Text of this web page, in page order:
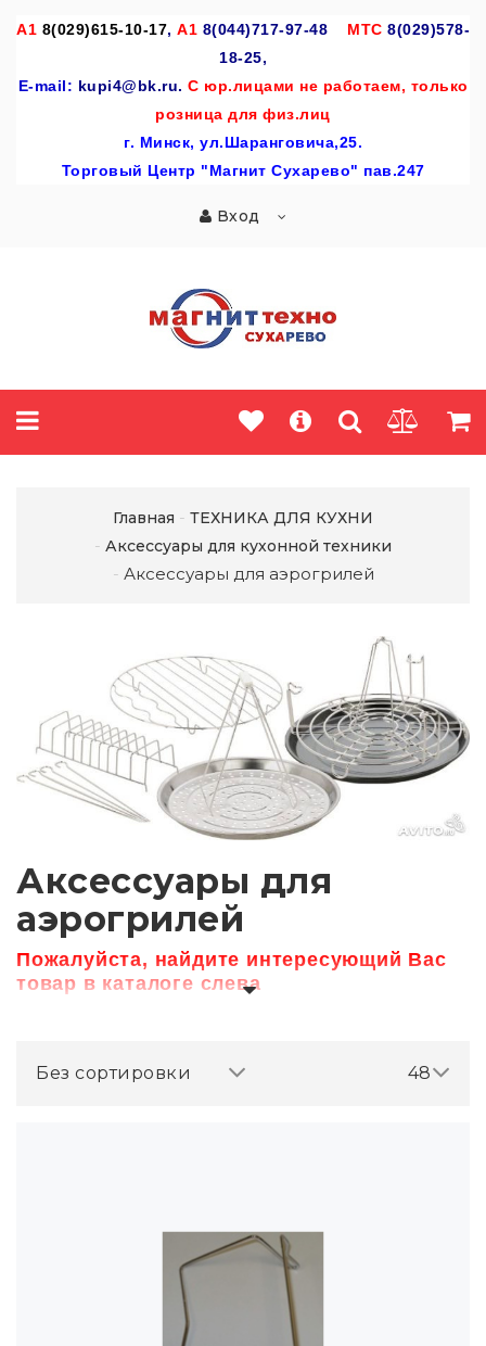
A1 8(029)615-10-17, А1 8(044)717-97-48 МТС 8(029)578-
18-25,
E-mail: kupi4@bk.ru. С юр.лицами не работаем, только
розница для физ.лиц
г. Минск, ул.Шаранговича,25.
Торговый Центр "Магнит Сухарево" пав.247
Вход
Главная
ТЕХНИКА ДЛЯ КУХНИ
Аксессуары для кухонной техники
Аксессуары для аэрогрилей
Аксессуары для
аэрогрилей
Пожалуйста, найдите интересующий Вас
товар в каталоге слева
48
Без сортировки